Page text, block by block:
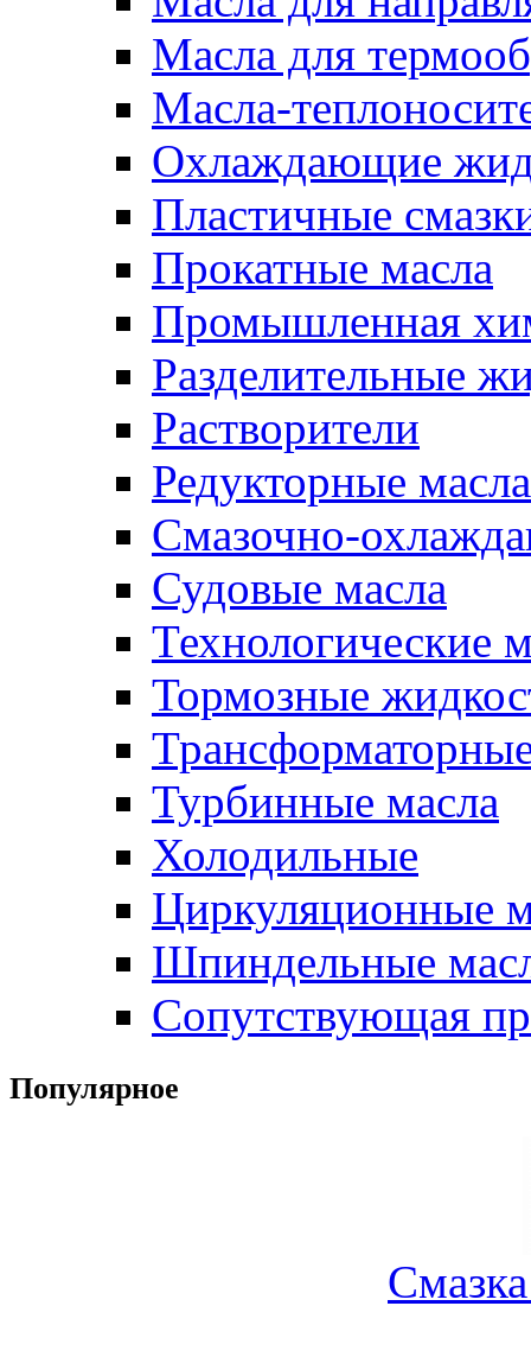
Масла для
Масла-
Охлаждающие
Пластичные
Прокатные масла
Промышленная
Разделительные
Растворители
Редукторные масла
Смазочно-
Судовые масла
Технологические
Тормозные
Турбинные масла
Холодильные
Циркуляционные
Шпиндельные
Сопутствующая
Популярное